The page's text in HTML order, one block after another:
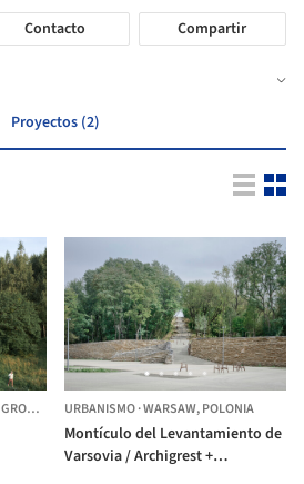
Contacto Compartir
Proyectos (2)
GROM, POLONIA
URBANISMO·WARSAW,POLONIA
Montículo del Levantamiento de
Varsovia / Archigrest +